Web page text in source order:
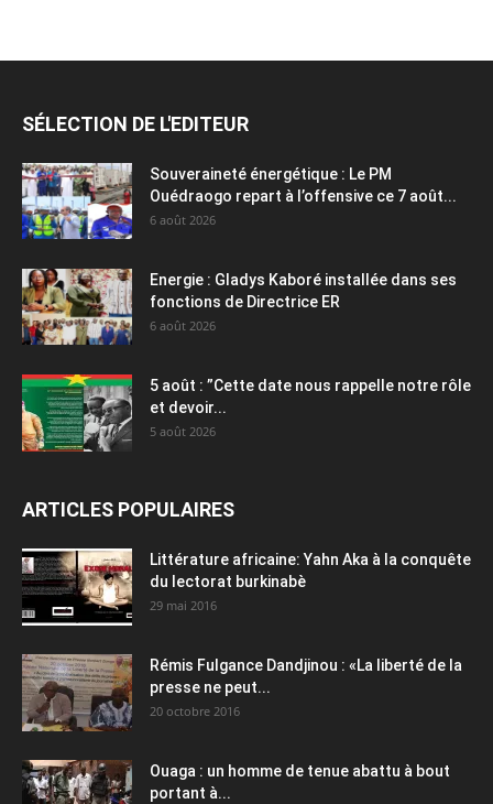
SÉLECTION DE L'EDITEUR
Souveraineté énergétique : Le PM
Ouédraogo repart à l’offensive ce 7 août...
6 août 2026
Energie : Gladys Kaboré installée dans ses
fonctions de Directrice ER
6 août 2026
5 août : ”Cette date nous rappelle notre rôle
et devoir...
5 août 2026
ARTICLES POPULAIRES
Littérature africaine: Yahn Aka à la conquête
du lectorat burkinabè
29 mai 2016
Rémis Fulgance Dandjinou : «La liberté de la
presse ne peut...
20 octobre 2016
Ouaga : un homme de tenue abattu à bout
portant à...